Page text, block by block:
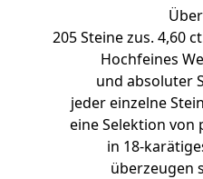
205 Steine zus. 4,60
Hochfeines
und absoluter
jeder einzelne
eine Selektion
in 18-
überzeugen